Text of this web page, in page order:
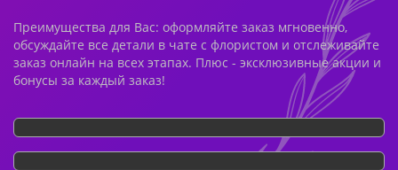
Преимущества для Вас: оформляйте заказ мгновенно,
обсуждайте все детали в чате с флористом и отслеживайте
заказ онлайн на всех этапах. Плюс - эксклюзивные акции и
бонусы за каждый заказ!